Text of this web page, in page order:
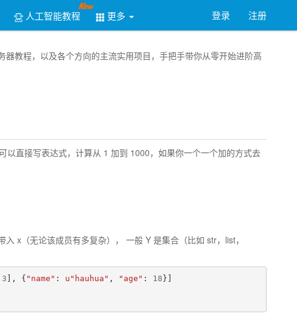
人工智能教程 更多 登录 注册
教程，以及各个方向的主流实用项目，手把手带你从零开始进阶高
直接写表达式，计算从 1 加到 1000，如果你一个一个加的方式去
x（无论该成员有多复杂）， 一般 Y 是集合（比如 str，list，
3 ], { "name" : u "hauhua" , "age" : 18}]